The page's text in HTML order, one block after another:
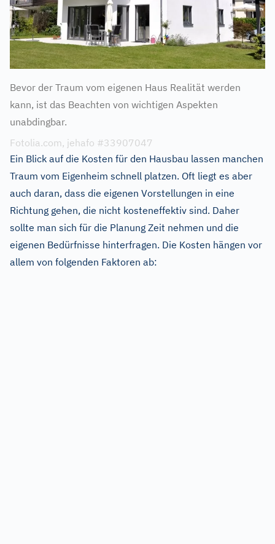
Bevor der Traum vom eigenen Haus Realität werden
kann, ist das Beachten von wichtigen Aspekten
unabdingbar.
Fotolia.com, jehafo #33907047
Ein Blick auf die Kosten für den Hausbau lassen manchen
Traum vom Eigenheim schnell platzen. Oft liegt es aber
auch daran, dass die eigenen Vorstellungen in eine
Richtung gehen, die nicht kosteneffektiv sind. Daher
sollte man sich für die Planung Zeit nehmen und die
eigenen Bedürfnisse hinterfragen. Die Kosten hängen vor
allem von folgenden Faktoren ab: